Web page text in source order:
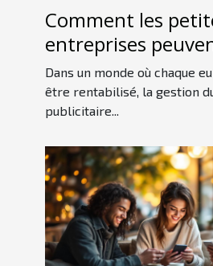
Comment les
entreprises
leur budget
Dans un monde où chaque
être rentabilisé, la gestion
publicitaire...